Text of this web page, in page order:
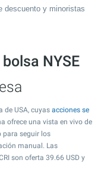
descuento y minoristas
NYSE
de USA, cuyas acciones se
ofrece una vista en vivo de
para seguir los
manual. Las
son oferta 39.66 USD y